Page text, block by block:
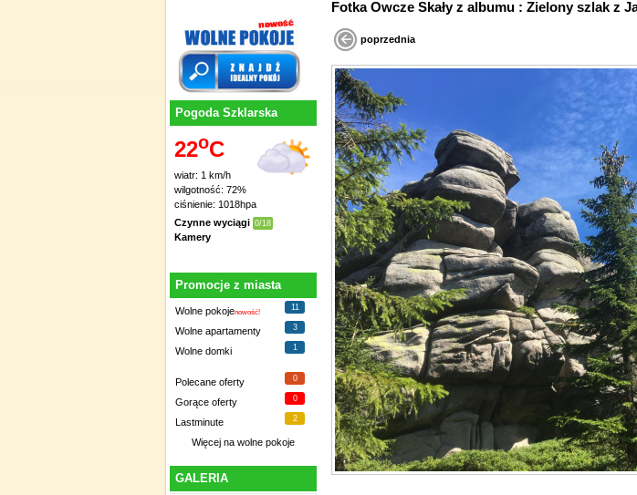
Pogoda Szklarska
22oC
wiatr: 1 km/h
wilgotność: 72%
ciśnienie: 1018hpa
Czynne wyciągi 0/18
Kamery
Promocje z miasta
Wolne pokojenowość!
11
Wolne apartamenty 3
Wolne domki 1
Polecane oferty 0
Gorące oferty 0
Lastminute 2
Więcej na wolne pokoje
GALERIA
Fotka Owcze Skały z albumu : Zielony szlak z
poprzednia